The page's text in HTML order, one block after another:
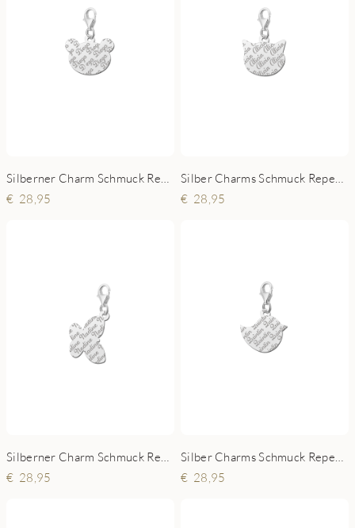
28,95
28,95
28,95
28,95